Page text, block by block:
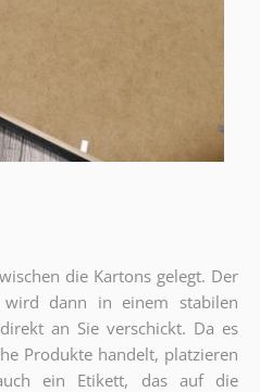
die Kartons gelegt. Der
dann in einem stabilen
an Sie verschickt. Da es
Produkte handelt, platzieren
ein Etikett, das auf die